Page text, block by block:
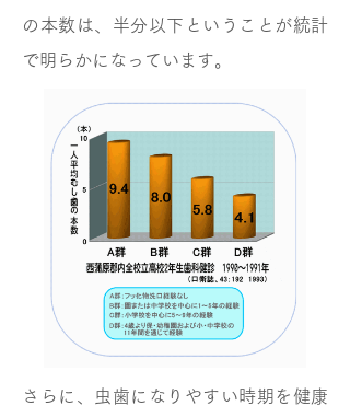
の本数は、半分以下ということが統計
で明らかになっています。
さらに、虫歯になりやすい時期を健康